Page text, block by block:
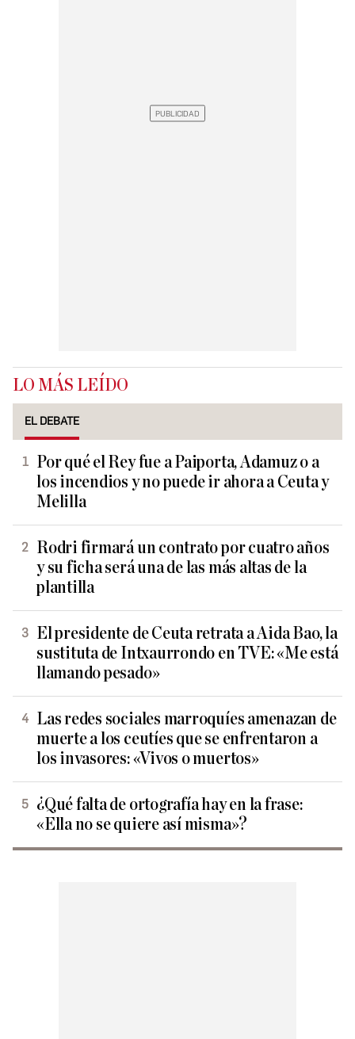
LO MÁS LEÍDO
EL DEBATE
Por qué el Rey fue a Paiporta, Adamuz o a
los incendios y no puede ir ahora a Ceuta y
Melilla
Rodri firmará un contrato por cuatro años
y su ficha será una de las más altas de la
plantilla
El presidente de Ceuta retrata a Aida Bao, la
sustituta de Intxaurrondo en TVE: «Me está
llamando pesado»
Las redes sociales marroquíes amenazan de
muerte a los ceutíes que se enfrentaron a
los invasores: «Vivos o muertos»
¿Qué falta de ortografía hay en la frase:
«Ella no se quiere así misma»?